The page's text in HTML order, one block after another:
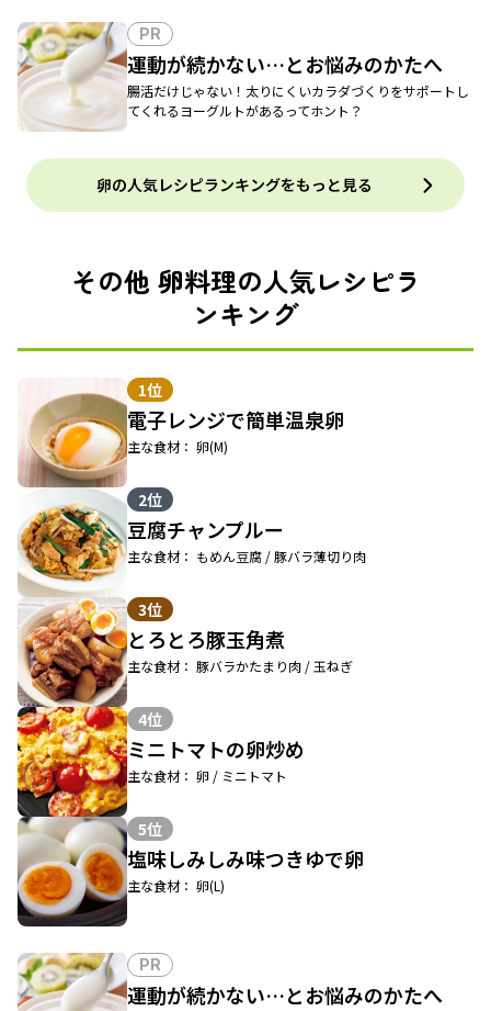
PR
運動が続かない…とお悩みのかたへ
腸活だけじゃない！太りにくいカラダづくりをサポートし
てくれるヨーグルトがあるってホント？
卵の人気レシピランキングをもっと見る
その他 卵料理の人気レシピラ
ンキング
1位
電子レンジで簡単温泉卵
主な食材： 卵(M)
2位
豆腐チャンプルー
主な食材： もめん豆腐 / 豚バラ薄切り肉
3位
とろとろ豚玉角煮
主な食材： 豚バラかたまり肉 / 玉ねぎ
4位
ミニトマトの卵炒め
主な食材： 卵 / ミニトマト
5位
塩味しみしみ味つきゆで卵
主な食材： 卵(L)
PR
運動が続かない…とお悩みのかたへ